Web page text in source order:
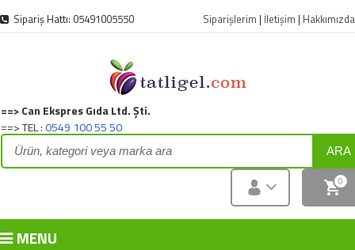
Sipariş Hattı: 05491005550 Siparişlerim | İletişim | Hakkımızda
Can Ekspres Gıda Ltd. Şti.
TEL :0549 100 55 50
ARA
0
MENU